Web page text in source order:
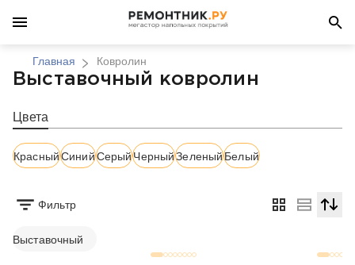
Главная Ковролин
Выставочный ковролин
Цвета
КрасныйСинийСерыйЧерныйЗеленыйБелый
Фильтр
Выставочный